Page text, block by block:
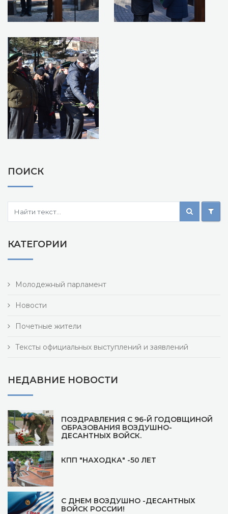
ПОИСК
КАТЕГОРИИ
Молодежный парламент
Новости
Почетные жители
Тексты официальных выступлений и заявлений
НЕДАВНИЕ НОВОСТИ
ПОЗДРАВЛЕНИЯ С 96-Й ГОДОВЩИНОЙ
ОБРАЗОВАНИЯ ВОЗДУШНО-
ДЕСАНТНЫХ ВОЙСК.
КПП "НАХОДКА" -50 ЛЕТ
С ДНЕМ ВОЗДУШНО -ДЕСАНТНЫХ
ВОЙСК РОССИИ!